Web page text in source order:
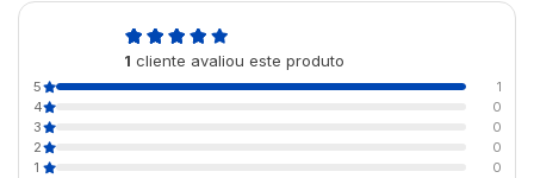
1 cliente avaliou este produto
5
1
4
0
3
0
2
0
1
0